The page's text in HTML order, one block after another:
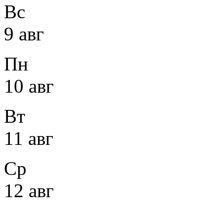
Вс
9 авг
Пн
10 авг
Вт
11 авг
Ср
12 авг